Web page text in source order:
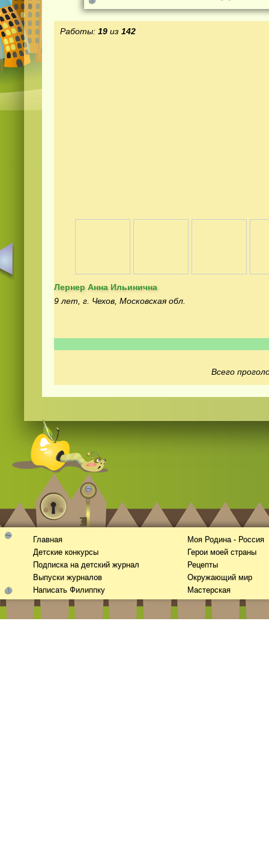
Работы: 19 из 142
Лернер Анна Ильинична
9 лет, г. Чехов, Московская обл.
Всего
Главная
Детские конкурсы
Подписка на детский журнал
Выпуски журналов
Написать Филиппку
Моя Родина - Россия
Герои моей страны
Рецепты
Окружающий мир
Мастерская
Видеоскачатьна телефон бесплатно